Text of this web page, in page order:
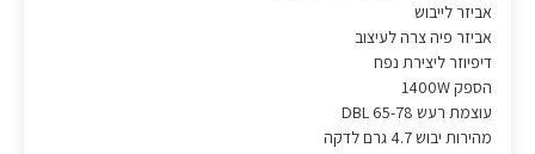
אביזר לייבוש
אביזר פיה צרה לעיצוב
דיפיוזר ליצירת נפח
הספק 1400W
עוצמת רעש DBL 65-78
מהירות יבוש 4.7 גרם לדקה